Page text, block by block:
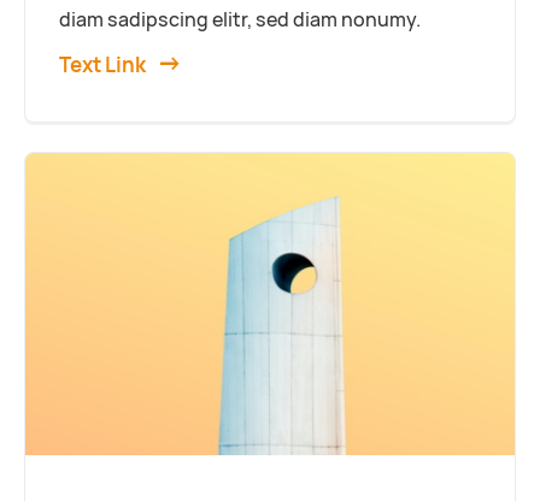
diam sadipscing elitr, sed diam nonumy.
Text Link